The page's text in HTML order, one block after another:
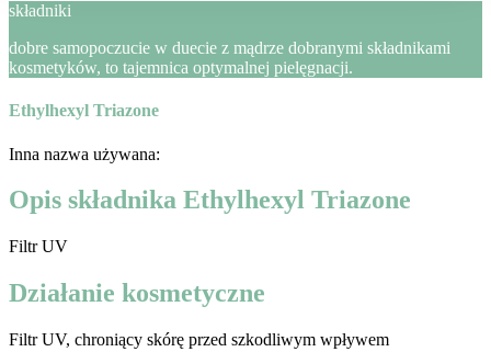
składniki
dobre samopoczucie w duecie z mądrze dobranymi składnikami
kosmetyków, to tajemnica optymalnej pielęgnacji.
Ethylhexyl Triazone
Inna nazwa używana:
Opis składnika Ethylhexyl Triazone
Filtr UV
Działanie kosmetyczne
Filtr UV, chroniący skórę przed szkodliwym wpływem